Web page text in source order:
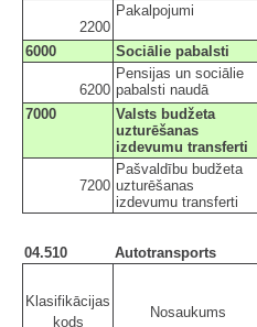
2200
Pakalpojumi
6000
Sociālie pabalsti
6200
Pensijas un sociālie
pabalsti naudā
7000
Valsts budžeta
uzturēšanas
izdevumu transferti
7200
Pašvaldību budžeta
uzturēšanas
izdevumu transferti
04.510 Autotransports
Klasifikācijas
kods
Nosaukums